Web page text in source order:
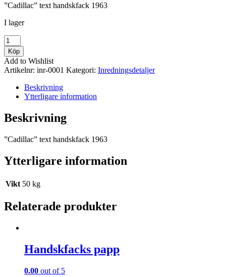
”Cadillac” text handskfack 1963
I lager
Cadillac
-
"Cadillac"
text
handskfack
1963
mängd
Köp
Add to Wishlist
Artikelnr: inr-0001 Kategori: Inredningsdetaljer
Beskrivning
Ytterligare information
Beskrivning
”Cadillac” text handskfack 1963
Ytterligare information
Vikt 50 kg
Relaterade produkter
Handskfacks papp
0.00 out of 5